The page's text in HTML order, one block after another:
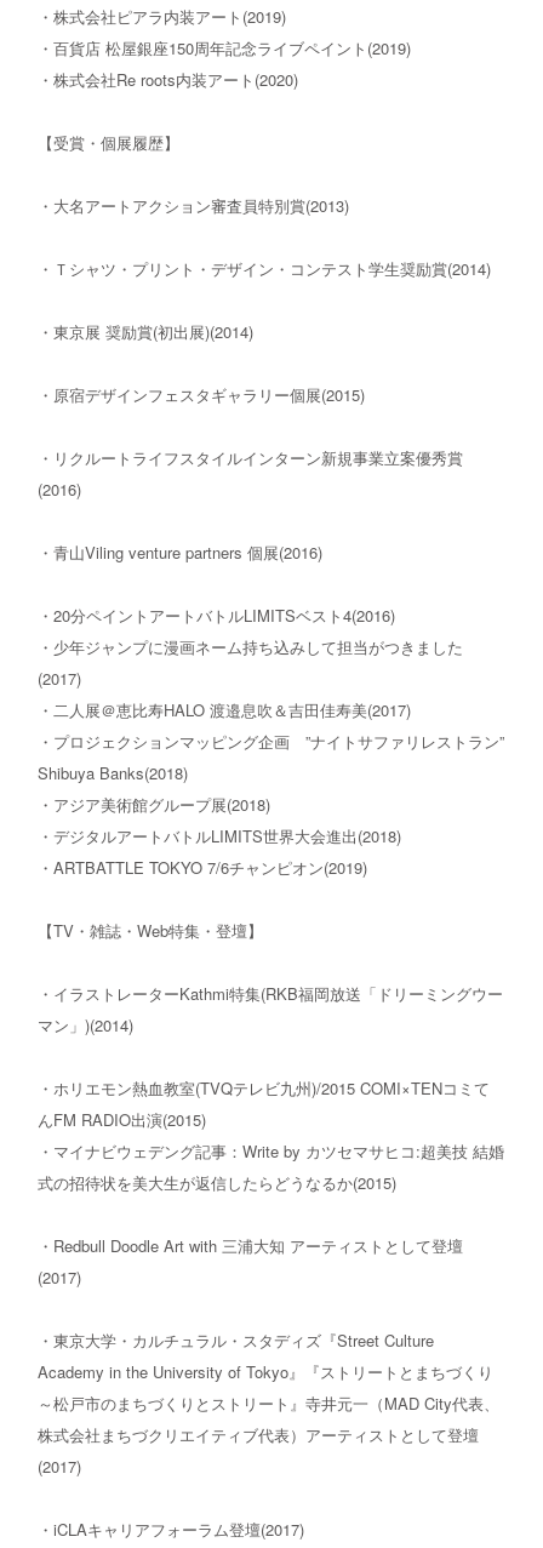
・株式会社ピアラ内装アート(2019)
・百貨店 松屋銀座150周年記念ライブペイント(2019)
・株式会社Re roots内装アート(2020)
【受賞・個展履歴】
・大名アートアクション審査員特別賞(2013)
・Ｔシャツ・プリント・デザイン・コンテスト学生奨励賞(2014)
・東京展 奨励賞(初出展)(2014)
・原宿デザインフェスタギャラリー個展(2015)
・リクルートライフスタイルインターン新規事業立案優秀賞
(2016)
・青山Viling venture partners 個展(2016)
・20分ペイントアートバトルLIMITSベスト4(2016)
・少年ジャンプに漫画ネーム持ち込みして担当がつきました
(2017)
・二人展＠恵比寿HALO 渡邉息吹＆吉田佳寿美(2017)
・プロジェクションマッピング企画 ”ナイトサファリレストラン”
Shibuya Banks(2018)
・アジア美術館グループ展(2018)
・デジタルアートバトルLIMITS世界大会進出(2018)
・ARTBATTLE TOKYO 7/6チャンピオン(2019)
【TV・雑誌・Web特集・登壇】
・イラストレーターKathmi特集(RKB福岡放送「ドリーミングウー
マン」)(2014)
・ホリエモン熱血教室(TVQテレビ九州)/2015 COMI×TENコミて
んFM RADIO出演(2015)
・マイナビウェデング記事：Write by カツセマサヒコ:超美技 結婚
式の招待状を美大生が返信したらどうなるか(2015)
・Redbull Doodle Art with 三浦大知 アーティストとして登壇
(2017)
・東京大学・カルチュラル・スタディズ『Street Culture
Academy in the University of Tokyo』『ストリートとまちづくり
～松戸市のまちづくりとストリート』寺井元一（MAD City代表、
株式会社まちづクリエイティブ代表）アーティストとして登壇
(2017)
・iCLAキャリアフォーラム登壇(2017)